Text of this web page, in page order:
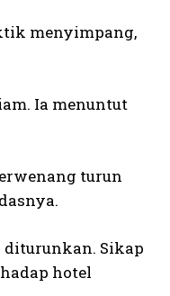
menyimpang,
Ia menuntut
turun
diturunkan. Sikap
hotel